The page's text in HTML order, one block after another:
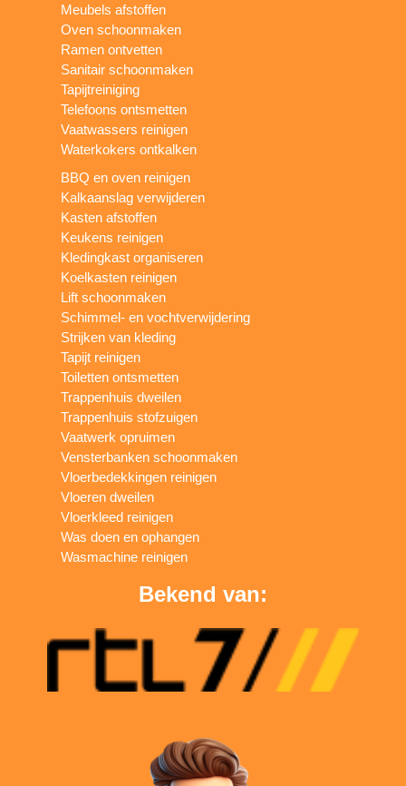
Meubels afstoffen
Oven schoonmaken
Ramen ontvetten
Sanitair schoonmaken
Tapijtreiniging
Telefoons ontsmetten
Vaatwassers reinigen
Waterkokers ontkalken
BBQ en oven reinigen
Kalkaanslag verwijderen
Kasten afstoffen
Keukens reinigen
Kledingkast organiseren
Koelkasten reinigen
Lift schoonmaken
Schimmel- en vochtverwijdering
Strijken van kleding
Tapijt reinigen
Toiletten ontsmetten
Trappenhuis dweilen
Trappenhuis stofzuigen
Vaatwerk opruimen
Vensterbanken schoonmaken
Vloerbedekkingen reinigen
Vloeren dweilen
Vloerkleed reinigen
Was doen en ophangen
Wasmachine reinigen
Bekend van: